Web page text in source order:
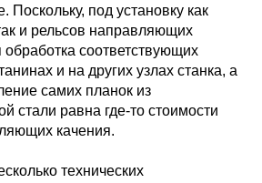
под установку как
и рельсов направляющих
обработка соответствующих
и на других узлах станка, а
самих планок из
стали равна где-то стоимости
качения.
технических